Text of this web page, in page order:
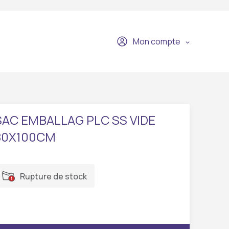
Mon compte
EMBALLAG PLC SS VIDE
Rupture de stock